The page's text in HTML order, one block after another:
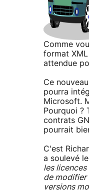
Comme
format
attendue
Ce
pourra
Microsoft.
Pourquoi ?
contrats
pourrait
C'est
a soulevé
les
de modifier
versions